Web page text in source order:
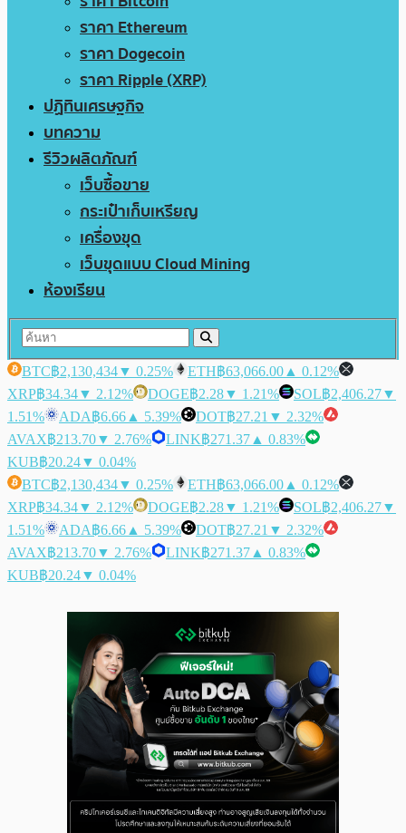
ราคา Ethereum
ราคา Dogecoin
ราคา Ripple (XRP)
ปฏิทินเศรษฐกิจ
บทความ
รีวิวผลิตภัณฑ์
เว็บซื้อขาย
กระเป๋าเก็บเหรียญ
เครื่องขุด
เว็บขุดแบบ Cloud Mining
ห้องเรียน
BTC฿2,130,434▼ 0.25% ETH฿63,066.00 ▲ 0.12%
XRP฿34.34▼ 2.12% DOGE฿2.28▼ 1.21% SOL฿2,406.27▼
1.51%
ADA฿6.66 ▲ 5.39% DOT฿27.21 ▼ 2.32%
AVAX฿213.70▼ 2.76% LINK฿271.37 ▲ 0.83%
KUB฿20.24▼ 0.04%
BTC฿2,130,434▼ 0.25% ETH฿63,066.00 ▲ 0.12%
XRP฿34.34▼ 2.12% DOGE฿2.28▼ 1.21% SOL฿2,406.27▼
1.51%
ADA฿6.66 ▲ 5.39% DOT฿27.21 ▼ 2.32%
AVAX฿213.70▼ 2.76% LINK฿271.37 ▲ 0.83%
KUB฿20.24▼ 0.04%